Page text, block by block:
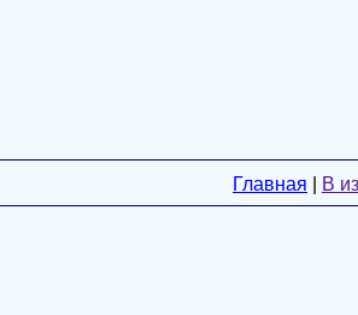
Главная В